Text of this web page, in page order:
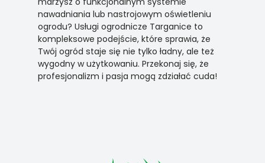
nawadniania lub nastrojowym oświetleniu
ogrodu? Usługi ogrodnicze Targanice to
kompleksowe podejście, które sprawia, że
Twój ogród staje się nie tylko ładny, ale też
wygodny w użytkowaniu. Przekonaj się, że
profesjonalizm i pasja mogą zdziałać cuda!